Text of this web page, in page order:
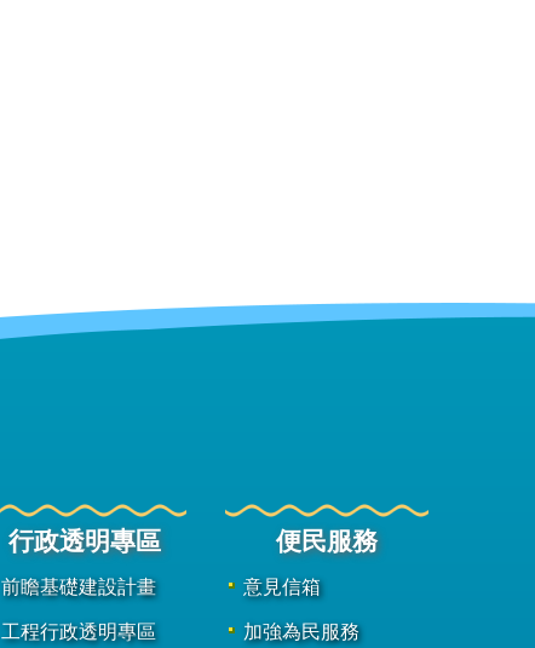
行政透明專區
前瞻基礎建設計畫
工程行政透明專區
便民服務
意見信箱
加強為民服務